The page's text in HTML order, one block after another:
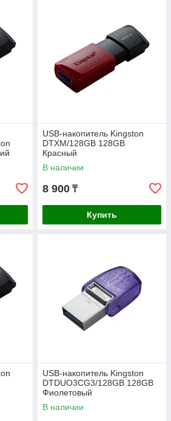
USB-накопитель Kingston
DTXM/128GB 128GB
Красный
В наличии
8 900 ₸
Купить
USB-накопитель Kingston
DTDUO3CG3/128GB 128GB
Фиолетовый
В наличии